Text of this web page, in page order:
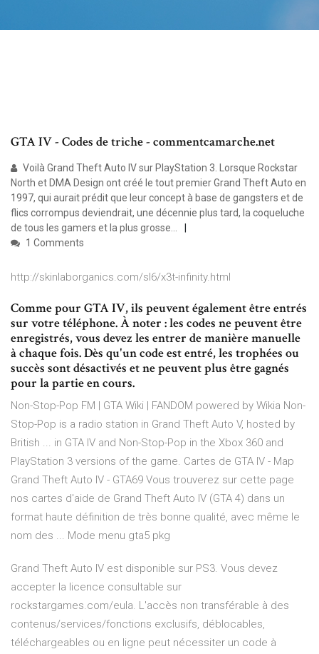
GTA IV - Codes de triche - commentcamarche.net
Voilà Grand Theft Auto IV sur PlayStation 3. Lorsque Rockstar
North et DMA Design ont créé le tout premier Grand Theft Auto en
1997, qui aurait prédit que leur concept à base de gangsters et de
flics corrompus deviendrait, une décennie plus tard, la coqueluche
de tous les gamers et la plus grosse...
1 Comments
http://skinlaborganics.com/sl6/x3t-infinity.html
Comme pour GTA IV, ils peuvent également être entrés
sur votre téléphone. À noter : les codes ne peuvent être
enregistrés, vous devez les entrer de manière manuelle
à chaque fois. Dès qu'un code est entré, les trophées ou
succès sont désactivés et ne peuvent plus être gagnés
pour la partie en cours.
Non-Stop-Pop FM | GTA Wiki | FANDOM powered by Wikia Non-
Stop-Pop is a radio station in Grand Theft Auto V, hosted by
British ... in GTA IV and Non-Stop-Pop in the Xbox 360 and
PlayStation 3 versions of the game. Cartes de GTA IV - Map
Grand Theft Auto IV - GTA69 Vous trouverez sur cette page
nos cartes d'aide de Grand Theft Auto IV (GTA 4) dans un
format haute définition de très bonne qualité, avec même le
nom des ... Mode menu gta5 pkg
Grand Theft Auto IV est disponible sur PS3. Vous devez
accepter la licence consultable sur
rockstargames.com/eula. L'accès non transférable à des
contenus/services/fonctions exclusifs, déblocables,
téléchargeables ou en ligne peut nécessiter un code à